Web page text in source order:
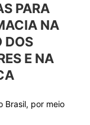
PARA
NA
DOS
E NA
Brasil, por meio